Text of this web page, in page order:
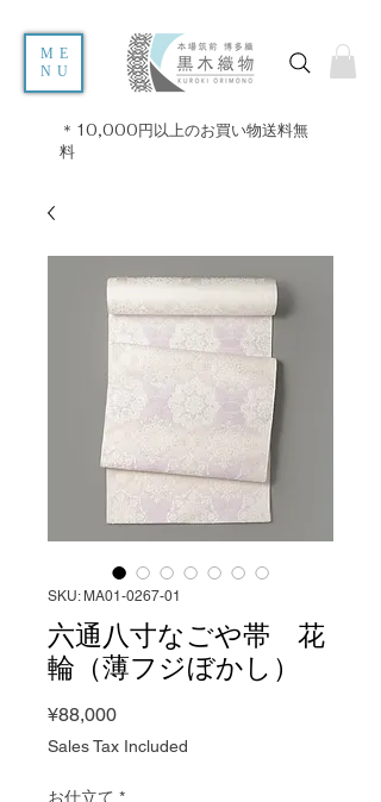
ME
NU
＊10,000円以上のお買い物送料無
料
SKU: MA01-0267-01
六通八寸なごや帯 花
輪（薄フジぼかし）
¥88,000Price
Sales Tax Included
お仕立て *